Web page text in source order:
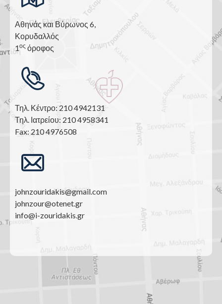
Αθηνάς και Βύρωνος 6,
Κορυδαλλός
1ος όροφος
Τηλ. Κέντρο: 210 4942131
Τηλ. Ιατρείου: 210 4958341
Fax: 210 4976508
johnzouridakis@gmail.com
johnzour@otenet.gr
info@i-zouridakis.gr